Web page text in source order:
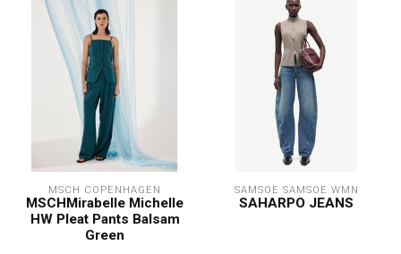
MSCH COPENHAGEN
MSCHMirabelle Michelle
HW Pleat Pants Balsam
Green
SAMSOE SAMSOE WMN
SAHARPO JEANS